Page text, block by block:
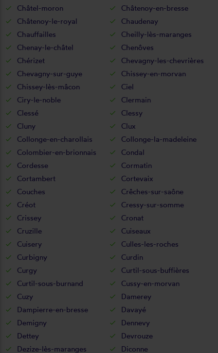
Châtel-moron
Châtenoy-en-bresse
Châtenoy-le-royal
Chaudenay
Chauffailles
Cheilly-lès-maranges
Chenay-le-châtel
Chenôves
Chérizet
Chevagny-les-chevrières
Chevagny-sur-guye
Chissey-en-morvan
Chissey-lès-mâcon
Ciel
Ciry-le-noble
Clermain
Clessé
Clessy
Cluny
Clux
Collonge-en-charollais
Collonge-la-madeleine
Colombier-en-brionnais
Condal
Cordesse
Cormatin
Cortambert
Cortevaix
Couches
Crêches-sur-saône
Créot
Cressy-sur-somme
Crissey
Cronat
Cruzille
Cuiseaux
Cuisery
Culles-les-roches
Curbigny
Curdin
Curgy
Curtil-sous-buffières
Curtil-sous-burnand
Cussy-en-morvan
Cuzy
Damerey
Dampierre-en-bresse
Davayé
Demigny
Dennevy
Dettey
Devrouze
Dezize-lès-maranges
Diconne